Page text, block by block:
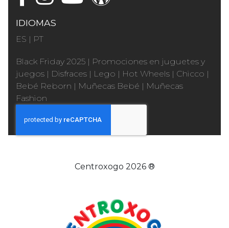
IDIOMAS
ES | PT
Black Friday 2025 | Promociones en juguetes y
juegos | Disfraces | Lego | Hot Wheels | Chicco |
Bebé Reborn | Muñecas Bebé | Muñecas
Fashion
Centroxogo 2026 ®